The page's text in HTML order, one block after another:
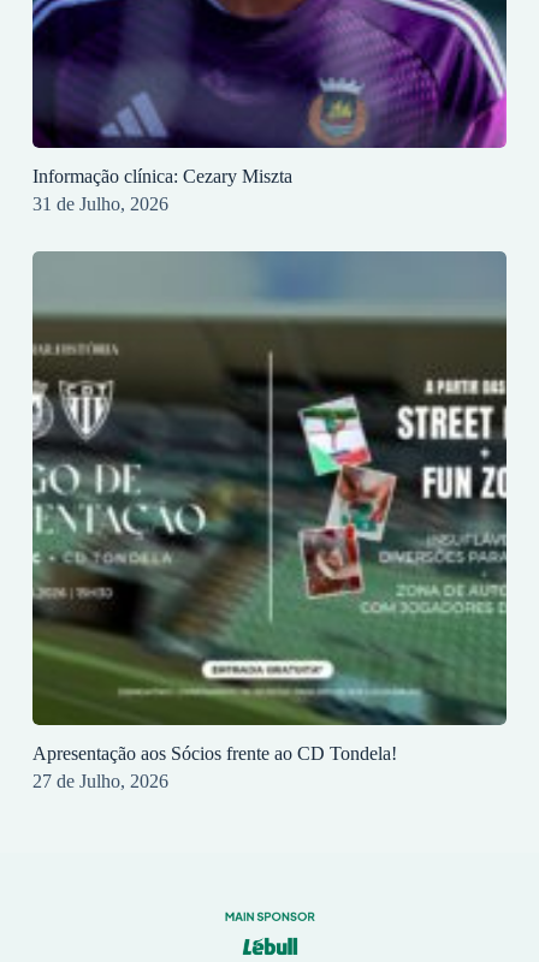
Informação clínica: Cezary Miszta
31 de Julho, 2026
Apresentação aos Sócios frente ao CD Tondela!
27 de Julho, 2026